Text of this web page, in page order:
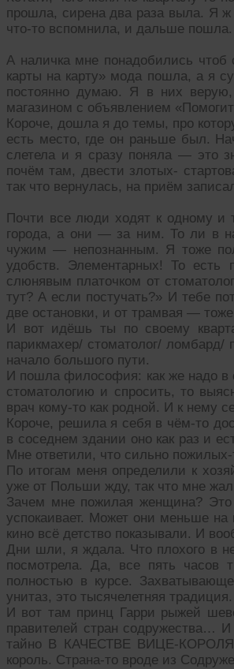
прошла, сирена два раза выла. Я ж
что-то вспомнила, и дальше пошла.
А наличка мне понадобились чтоб
карты на карту» мода пошла, а я
постоянно думаю. Я в них
магазином с объявлением
Короче, дошла я до темы, про
есть место, где он раньше был.
слетела и я сразу поняла — это
почём там, двести злотых-
так что вернулась, на приём
Почти все люди ходят к одному и
города, а они — за ним. То ли в
чужим — непознанным. Я тоже
удобств. Элементарных! То
слюнявым платочком от
тут? А если постучать?» И тебе
две остановки, и от трамвая —
И вот идёшь ты по своему
парикмахер/ стоматолог/
начало большого пути.
И пошла философия: как же надо
стоматологию и спросить, то
врач кому-то как родной. И к нему
Короче, решила я себя в чём-то
в соседнем здании оно как раз и
Мне ответили, что сильно
По итогам меня определили к
уже от Польши жду, так что мне
Зачем мне пожилая женщина? Это
успокаивает. Может они меньше
кино всё детство показывали. И
Дни шли, я ждала. Что плохого в
посмотрела. Да, все пять часов
полностью в курсе.
унитаз, это тысячелетняя традиция.
И вот там принц Гарри рыжей
правителей стран
тайно В КАЧЕСТВЕ ВИЦЕ-
король. Страна-то вроде из